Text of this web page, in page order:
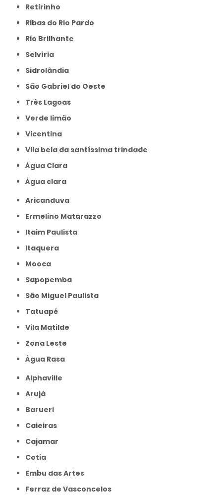
Retirinho
Ribas do Rio Pardo
Rio Brilhante
Selvíria
Sidrolândia
São Gabriel do Oeste
Três Lagoas
Verde limão
Vicentina
Vila bela da santíssima trindade
Água Clara
Água clara
Aricanduva
Ermelino Matarazzo
Itaim Paulista
Itaquera
Mooca
Sapopemba
São Miguel Paulista
Tatuapé
Vila Matilde
Zona Leste
Água Rasa
Alphaville
Arujá
Barueri
Caieiras
Cajamar
Cotia
Embu das Artes
Ferraz de Vasconcelos